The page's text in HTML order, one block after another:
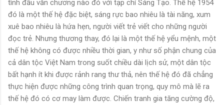
tình đầu văn chương nào đó với tạp chí Sáng Tạo. Thế hệ 1954
đó là một thế hệ đặc biệt, sáng rực bao nhiêu là tài năng, xum
xuê bao nhiêu là hứa hẹn, người viết trẻ viết cho những người
đọc trẻ. Nhưng thương thay, đó lại là một thế hệ yểu mệnh, một
thế hệ không có được nhiều thời gian, y như số phận chung của
cả dân tộc Việt Nam trong suốt chiều dài lịch sử, một dân tộc
bất hạnh ít khi được rảnh rang thư thả, nên thế hệ đó đã chẳng
thực hiện được những công trình quan trọng, quy mô mà lẽ ra
thế hệ đó có cơ may làm được. Chiến tranh gia tăng cường độ,